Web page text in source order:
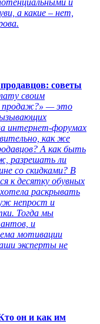
и
а какие – нет,
советы
своим
продаж?» — это
интернет-форумах
как же
А как быть
разрешать ли
со скидками? В
к десятку обувных
раскрывать
непрост и
Тогда мы
и
мотивации
эксперты не
он и как им